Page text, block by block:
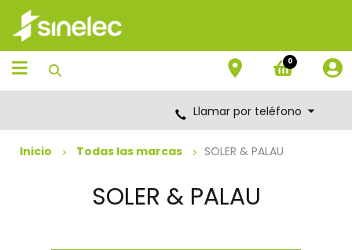
Saltar
contenido
Saltar
menú
de
navegación
0
Llamar por teléfono
Inicio Todas las marcas SOLER & PALAU
SOLER & PALAU